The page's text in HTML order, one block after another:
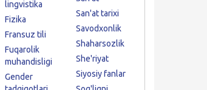
lingvistika
Fizika
Fransuz tili
Fuqarolik
muhandisligi
Gender
San'at tarixi
Savodxonlik
Shaharsozlik
She'riyat
Siyosiy fanlar